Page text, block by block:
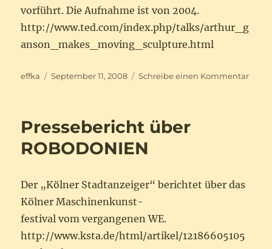
vorführt. Die Aufnahme ist von 2004.
http://www.ted.com/index.php/talks/arthur_g
anson_makes_moving_sculpture.html
Autor
effka
Veröffentlicht
September 11, 2008 Schreibe einen Kommentarzu
Pressebericht über
ROBODONIEN
Der „Kölner Stadtanzeiger“ berichtet über das
Kölner Maschinenkunst-
festival vom vergangenen WE.
http://www.ksta.de/html/artikel/12186605105